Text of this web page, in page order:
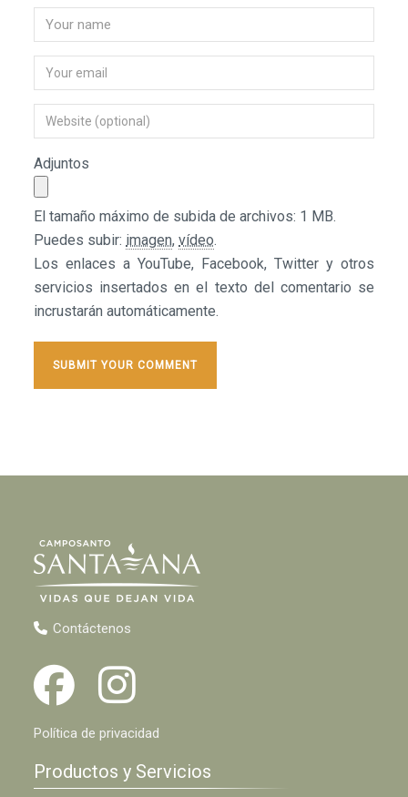
Adjuntos
El tamaño máximo de subida de archivos: 1 MB.
Puedes subir: imagen,vídeo.
Los enlaces a YouTube, Facebook, Twitter y otros
servicios insertados en el texto del comentario se
incrustarán automáticamente.
Contáctenos
Política de privacidad
Productos y Servicios